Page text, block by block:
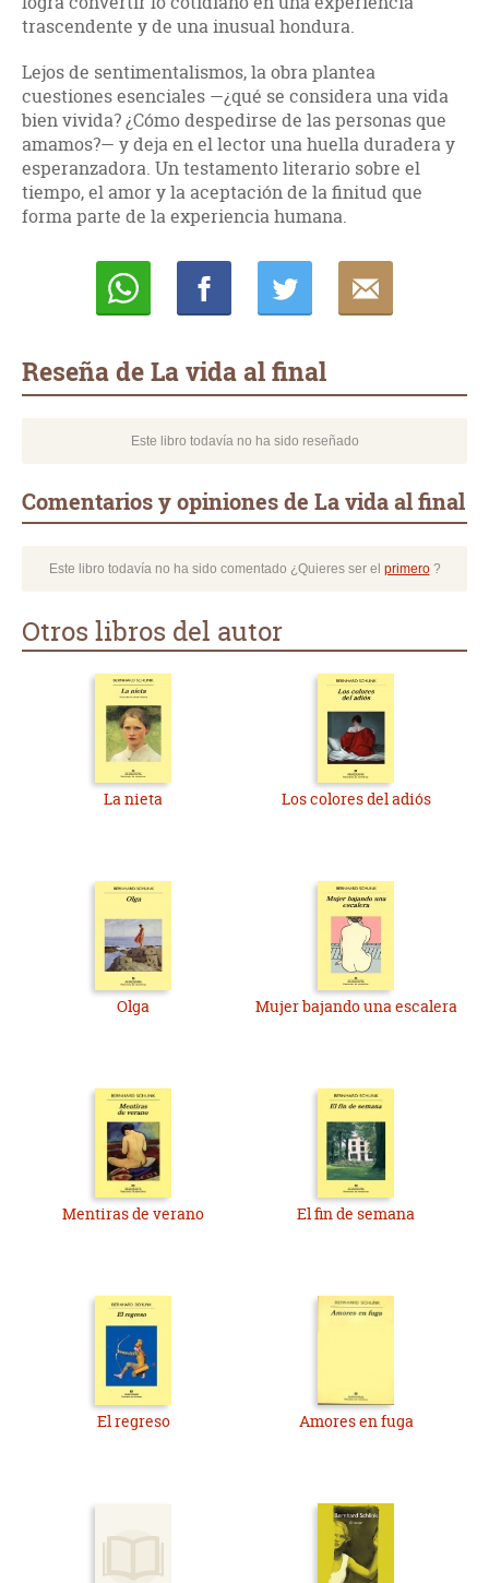
trascendente y de una inusual hondura.
Lejos de sentimentalismos, la obra plantea
cuestiones esenciales —¿qué se considera una vida
bien vivida? ¿Cómo despedirse de las personas que
amamos?— y deja en el lector una huella duradera y
esperanzadora. Un testamento literario sobre el
tiempo, el amor y la aceptación de la finitud que
forma parte de la experiencia humana.
Reseña de La vida al final
Este libro todavía no ha sido reseñado
Comentarios y opiniones de La vida al final
Este libro todavía no ha sido comentado ¿Quieres ser el primero?
Otros libros del autor
La nieta Los colores del adiós
Olga Mujer bajando una escalera
Mentiras de verano El fin de semana
El regreso Amores en fuga